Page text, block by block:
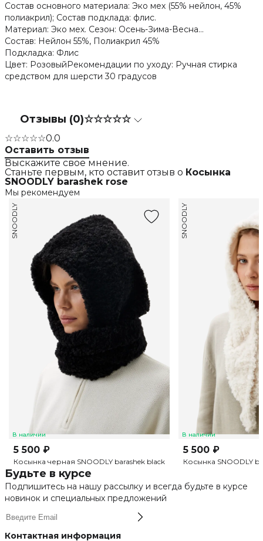
Состав основного материала: Эко мех (55% нейлон, 45%
полиакрил); Состав подклада: флис.
Материал: Эко мех. Сезон: Осень-Зима-Весна...
Состав: Нейлон 55%, Полиакрил 45%
Подкладка: Флис
Цвет: РозовыйРекомендации по уходу: Ручная стирка
средством для шерсти 30 градусов
Отзывы (0)☆☆☆☆☆
☆☆☆☆☆0.0
Оставить отзыв
Выскажите свое мнение.
Станьте первым, кто оставит отзыв о Косынка
SNOODLY barashek rose
Мы рекомендуем
В наличии
SNOODLY
5 500 ₽
Косынка черная SNOODLY barashek black
В наличии
SNOODLY
5 500 ₽
Косынка SNOODLY
Будьте в курсе
Подпишитесь на нашу рассылку и всегда будьте в курсе
новинок и специальных предложений
Контактная информация